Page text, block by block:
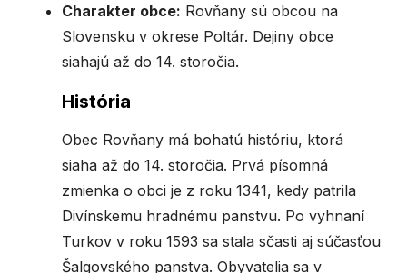
Charakter obce: Rovňany sú obcou na
Slovensku v okrese Poltár. Dejiny obce
siahajú až do 14. storočia.
História
Obec Rovňany má bohatú históriu, ktorá
siaha až do 14. storočia. Prvá písomná
zmienka o obci je z roku 1341, kedy patrila
Divínskemu hradnému panstvu. Po vyhnaní
Turkov v roku 1593 sa stala sčasti aj súčasťou
Šalgovského panstva. Obyvatelia sa v